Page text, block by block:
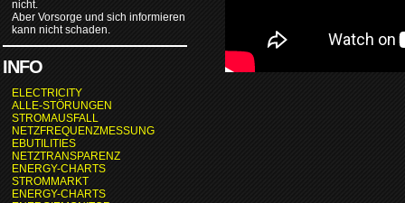
nicht.
Aber Vorsorge und sich informieren
kann nicht schaden.
INFO
ELECTRICITY
ALLE-STÖRUNGEN
STROMAUSFALL
NETZFREQUENZMESSUNG
EBUTILITIES
NETZTRANSPARENZ
ENERGY-CHARTS
STROMMARKT
ENERGY-CHARTS